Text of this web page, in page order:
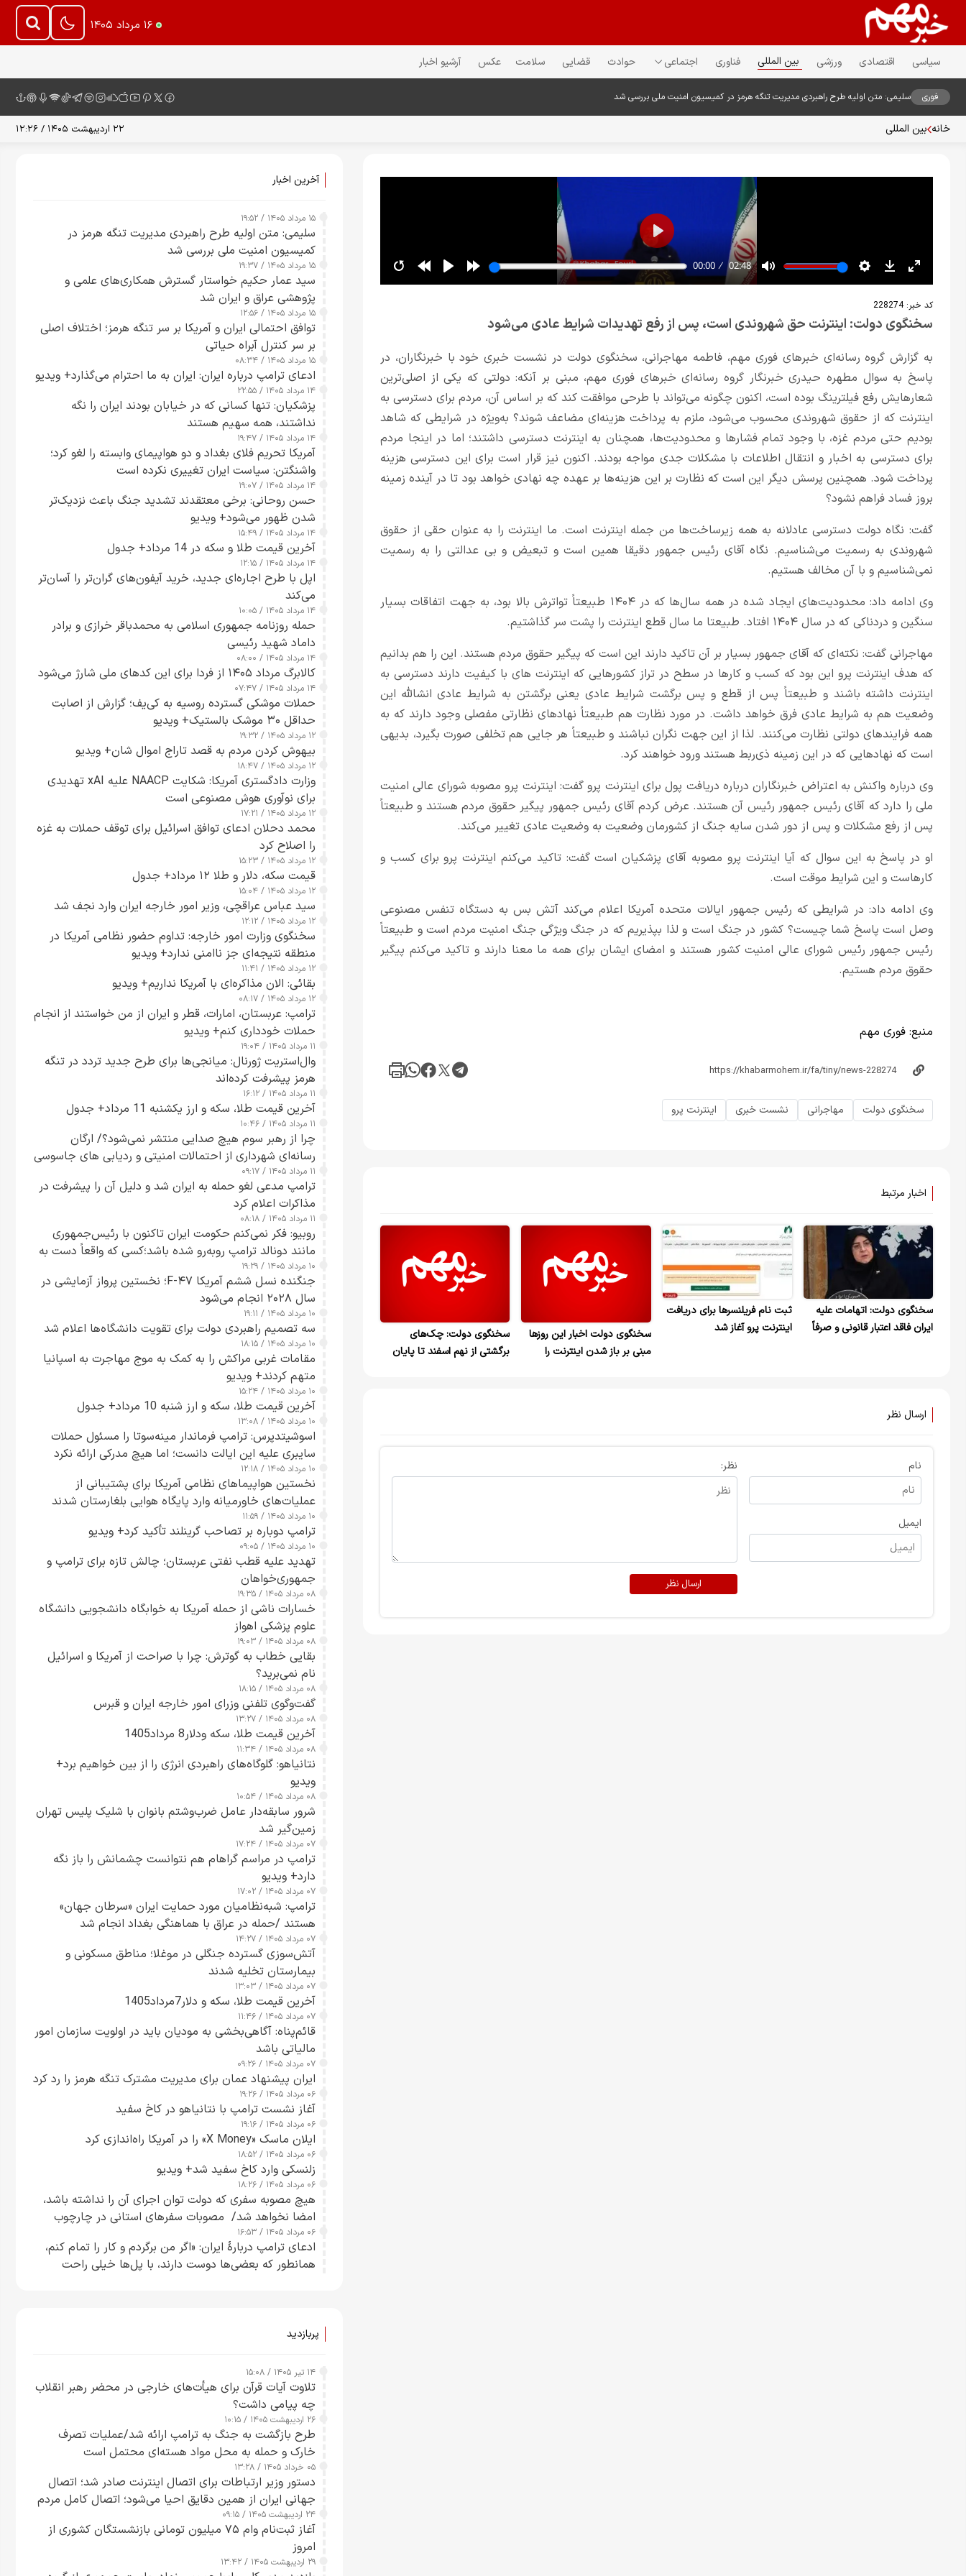
۱۶ مرداد ۱۴۰۵
سیاسی اقتصادی ورزشی بین المللی فناوری اجتماعی حوادث قضایی سلامت عکس آرشیو اخبار
فوری سلیمی: متن اولیه طرح راهبردی مدیریت تنگه هرمز در کمیسیون امنیت ملی بررسی شد
خانه بین المللی ۲۲ اردیبهشت ۱۴۰۵ / ۱۲:۲۶
کد خبر:228274
سخنگوی دولت: اینترنت حق شهروندی است، پس از رفع تهدیدات شرایط عادی می‌شود
به گزارش گروه رسانه‌ای خبرهای فوری مهم، فاطمه مهاجرانی، سخنگوی دولت در نشست خبری خود با خبرنگاران، در
پاسخ به سوال مطهره حیدری خبرنگار گروه رسانه‌ای خبرهای فوری مهم، مبنی بر آنکه: دولتی که یکی از اصلی‌ترین
شعارهایش رفع فیلترینگ بوده است، اکنون چگونه می‌تواند با طرحی موافقت کند که بر اساس آن، مردم برای دسترسی به
اینترنت که از حقوق شهروندی محسوب می‌شود، ملزم به پرداخت هزینه‌ای مضاعف شوند؟ به‌ویژه در شرایطی که شاهد
بودیم حتی مردم غزه، با وجود تمام فشارها و محدودیت‌ها، همچنان به اینترنت دسترسی داشتند؛ اما در اینجا مردم
برای دسترسی به اخبار و انتقال اطلاعات با مشکلات جدی مواجه بودند. اکنون نیز قرار است برای این دسترسی هزینه
پرداخت شود. همچنین پرسش دیگر این است که نظارت بر این هزینه‌ها بر عهده چه نهادی خواهد بود تا در آینده زمینه
بروز فساد فراهم نشود؟
گفت: نگاه دولت دسترسی عادلانه به همه زیرساخت‌ها من جمله اینترنت است. ما اینترنت را به عنوان حقی از حقوق
شهروندی به رسمیت می‌شناسیم. نگاه آقای رئیس جمهور دقیقا همین است و تبعیض و بی عدالتی را به رسمیت
نمی‌شناسیم و با آن مخالف هستیم.
وی ادامه داد: محدودیت‌های ایجاد شده در همه سال‌ها که در ۱۴۰۴ طبیعتاً تواترش بالا بود، به جهت اتفاقات بسیار
سنگین و دردناکی که در سال ۱۴۰۴ افتاد. طبیعتا ما سال قطع اینترنت را پشت سر گذاشتیم.
مهاجرانی گفت: نکته‌ای که آقای جمهور بسیار بر آن تاکید دارند این است که پیگیر حقوق مردم هستند. این را هم بدانیم
که هدف اینترنت پرو این بود که کسب و کارها در سطح در تراز کشورهایی که اینترنت های با کیفیت دارند دسترسی به
اینترنت داشته باشند و طبیعتاً پس از قطع و پس برگشت شرایط عادی یعنی برگشتن به شرایط عادی انشالله این
وضعیت هم به شرایط عادی فرق خواهد داشت‌. در مورد نظارت هم طبیعتاً نهادهای نظارتی مفصلی وجود دارند که به
همه فرایندهای دولتی نظارت می‌کنند. لذا از این جهت نگران نباشند و طبیعتاً هر جایی هم تخلفی صورت بگیرد، بدیهی
است که نهادهایی که در این زمینه ذی‌ربط هستند ورود خواهند کرد.
وی درباره واکنش به اعتراض خبرنگاران درباره دریافت پول برای اینترنت پرو گفت: اینترنت پرو مصوبه شورای عالی امنیت
ملی را دارد که آقای رئیس جمهور رئیس آن هستند. عرض کردم آقای رئیس جمهور پیگیر حقوق مردم هستند و طبیعتاً
پس از رفع مشکلات و پس از دور شدن سایه جنگ از کشورمان وضعیت به وضعیت عادی تغییر می‌کند.
او در پاسخ به این سوال که آیا اینترنت پرو مصوبه آقای پزشکیان است گفت: تاکید می‌کنم اینترنت پرو برای کسب و
کارهاست و این شرایط موقت است.
وی ادامه داد: در شرایطی که رئیس جمهور ایالات متحده آمریکا اعلام می‌کند آتش بس به دستگاه تنفس مصنوعی
وصل است پاسخ شما چیست؟ کشور در جنگ است و لذا بپذیریم که در جنگ ویژگی جنگ امنیت مردم است و طبیعتاً
رئیس جمهور رئیس شورای عالی امنیت کشور هستند و امضای ایشان برای همه ما معنا دارند و تاکید می‌کنم پیگیر
حقوق مردم هستیم.
منبع: فوری مهم
سخنگوی دولت مهاجرانی نشست خبری اینترنت پرو
اخبار مرتبط
سخنگوی دولت: اتهامات علیه
ایران فاقد اعتبار قانونی و صرفاً
ثبت نام فریلنسرها برای دریافت
اینترنت پرو آغاز شد
سخنگوی دولت اخبار این روزها
مبنی بر باز شدن اینترنت را
سخنگوی دولت: چک‌های
برگشتی از نهم اسفند تا پایان
ارسال نظر
نام
ایمیل
نظر:
ارسال نظر
آخرین اخبار
۱۵ مرداد ۱۴۰۵ / ۱۹:۵۲
سلیمی: متن اولیه طرح راهبردی مدیریت تنگه هرمز در
کمیسیون امنیت ملی بررسی شد
۱۵ مرداد ۱۴۰۵ / ۱۹:۳۷
سید عمار حکیم خواستار گسترش همکاری‌های علمی و
پژوهشی عراق و ایران شد
۱۵ مرداد ۱۴۰۵ / ۱۲:۵۶
توافق احتمالی ایران و آمریکا بر سر تنگه هرمز؛ اختلاف اصلی
بر سر کنترل آبراه حیاتی
۱۵ مرداد ۱۴۰۵ / ۰۸:۳۴
ادعای ترامپ درباره ایران: ایران به ما احترام می‌گذارد+ ویدیو
۱۴ مرداد ۱۴۰۵ / ۲۲:۵۵
پزشکیان: تنها کسانی که در خیابان بودند ایران را نگه
نداشتند، همه سهیم هستند
۱۴ مرداد ۱۴۰۵ / ۱۹:۴۷
آمریکا تحریم فلای بغداد و دو هواپیمای وابسته را لغو کرد؛
واشنگتن: سیاست ایران تغییری نکرده است
۱۴ مرداد ۱۴۰۵ / ۱۹:۰۷
حسن روحانی: برخی معتقدند تشدید جنگ باعث نزدیک‌تر
شدن ظهور می‌شود+ ویدیو
۱۴ مرداد ۱۴۰۵ / ۱۵:۴۹
آخرین قیمت طلا و سکه در 14 مرداد+ جدول
۱۴ مرداد ۱۴۰۵ / ۱۲:۱۵
اپل با طرح اجاره‌ای جدید، خرید آیفون‌های گران‌تر را آسان‌تر
می‌کند
۱۴ مرداد ۱۴۰۵ / ۱۰:۰۵
حمله روزنامه جمهوری اسلامی به محمدباقر خرازی و برادر
داماد شهید رئیسی
۱۴ مرداد ۱۴۰۵ / ۰۸:۰۰
کالابرگ مرداد ۱۴۰۵ از فردا برای این کدهای ملی شارژ می‌شود
۱۴ مرداد ۱۴۰۵ / ۰۷:۴۷
حملات موشکی گسترده روسیه به کی‌یف؛ گزارش از اصابت
حداقل ۳۰ موشک بالستیک+ ویدیو
۱۲ مرداد ۱۴۰۵ / ۱۹:۳۲
بیهوش کردن مردم به قصد تاراج اموال شان+ ویدیو
۱۲ مرداد ۱۴۰۵ / ۱۸:۴۷
وزارت دادگستری آمریکا: شکایت NAACP علیه xAI تهدیدی
برای نوآوری هوش مصنوعی است
۱۲ مرداد ۱۴۰۵ / ۱۷:۲۱
محمد دحلان ادعای توافق اسرائیل برای توقف حملات به غزه
را اصلاح کرد
۱۲ مرداد ۱۴۰۵ / ۱۵:۲۳
قیمت سکه، دلار و طلا ۱۲ مرداد+ جدول
۱۲ مرداد ۱۴۰۵ / ۱۵:۰۴
سید عباس عراقچی، وزیر امور خارجه ایران وارد نجف شد
۱۲ مرداد ۱۴۰۵ / ۱۲:۱۲
سخنگوی وزارت امور خارجه: تداوم حضور نظامی آمریکا در
منطقه نتیجه‌ای جز ناامنی ندارد+ ویدیو
۱۲ مرداد ۱۴۰۵ / ۱۱:۴۱
بقائی: الان مذاکره‌ای با آمریکا نداریم+ ویدیو
۱۲ مرداد ۱۴۰۵ / ۰۸:۱۷
ترامپ: عربستان، امارات، قطر و ایران از من خواستند از انجام
حملات خودداری کنم+ ویدیو
۱۱ مرداد ۱۴۰۵ / ۱۹:۰۴
وال‌استریت ژورنال: میانجی‌ها برای طرح جدید تردد در تنگه
هرمز پیشرفت کرده‌اند
۱۱ مرداد ۱۴۰۵ / ۱۶:۱۲
آخرین قیمت طلا، سکه و ارز یکشنبه 11 مرداد+ جدول
۱۱ مرداد ۱۴۰۵ / ۱۰:۴۶
چرا از رهبر سوم هیچ صدایی منتشر نمی‌شود؟/ ارگان
رسانه‌ای شهرداری از احتمالات امنیتی و ردیابی های جاسوسی
گفت
۱۱ مرداد ۱۴۰۵ / ۰۹:۱۷
ترامپ مدعی لغو حمله به ایران شد و دلیل آن را پیشرفت در
مذاکرات اعلام کرد
۱۱ مرداد ۱۴۰۵ / ۰۸:۱۸
روبیو: فکر نمی‌کنم حکومت ایران تاکنون با رئیس‌جمهوری
مانند دونالد ترامپ روبه‌رو شده باشد؛کسی که واقعاً دست به
اقدام می‌زند
۱۰ مرداد ۱۴۰۵ / ۱۹:۲۹
جنگنده نسل ششم آمریکا F-۴۷؛ نخستین پرواز آزمایشی در
سال ۲۰۲۸ انجام می‌شود
۱۰ مرداد ۱۴۰۵ / ۱۹:۱۱
سه تصمیم راهبردی دولت برای تقویت دانشگاه‌ها اعلام شد
۱۰ مرداد ۱۴۰۵ / ۱۸:۱۵
مقامات غربی مراکش را به کمک به موج مهاجرت به اسپانیا
متهم کردند+ ویدیو
۱۰ مرداد ۱۴۰۵ / ۱۵:۲۴
آخرین قیمت طلا، سکه و ارز شنبه 10 مرداد+ جدول
۱۰ مرداد ۱۴۰۵ / ۱۳:۰۸
اسوشیتدپرس: ترامپ فرماندار مینه‌سوتا را مسئول حملات
سایبری علیه این ایالت دانست؛ اما هیچ مدرکی ارائه نکرد
۱۰ مرداد ۱۴۰۵ / ۱۲:۱۸
نخستین هواپیماهای نظامی آمریکا برای پشتیبانی از
عملیات‌های خاورمیانه وارد پایگاه هوایی بلغارستان شدند
۱۰ مرداد ۱۴۰۵ / ۱۱:۵۹
ترامپ دوباره بر تصاحب گرینلند تأکید کرد+ ویدیو
۱۰ مرداد ۱۴۰۵ / ۰۹:۰۵
تهدید علیه قطب نفتی عربستان؛ چالش تازه برای ترامپ و
جمهوری‌خواهان
۰۸ مرداد ۱۴۰۵ / ۱۹:۳۵
خسارات ناشی از حمله آمریکا به خوابگاه دانشجویی دانشگاه
علوم پزشکی اهواز
۰۸ مرداد ۱۴۰۵ / ۱۹:۰۳
بقایی خطاب به گوترش: چرا با صراحت از آمریکا و اسرائیل
نام نمی‌برید؟
۰۸ مرداد ۱۴۰۵ / ۱۸:۱۵
گفت‌وگوی تلفنی وزرای امور خارجه ایران و قبرس
۰۸ مرداد ۱۴۰۵ / ۱۳:۲۷
آخرین قیمت طلا، سکه ودلار8 مرداد1405
۰۸ مرداد ۱۴۰۵ / ۱۱:۳۴
نتانیاهو: گلوگاه‌های راهبردی انرژی را از بین خواهیم برد+
ویدیو
۰۸ مرداد ۱۴۰۵ / ۱۰:۵۴
شرور سابقه‌دار عامل ضرب‌وشتم بانوان با شلیک پلیس تهران
زمین‌گیر شد
۰۷ مرداد ۱۴۰۵ / ۱۷:۲۴
ترامپ در مراسم گراهام هم نتوانست چشمانش را باز نگه
دارد+ ویدیو
۰۷ مرداد ۱۴۰۵ / ۱۷:۰۲
ترامپ: شبه‌نظامیان مورد حمایت ایران «سرطان جهان»
هستند /حمله در عراق با هماهنگی بغداد انجام شد
۰۷ مرداد ۱۴۰۵ / ۱۴:۲۷
آتش‌سوزی گسترده جنگلی در موغلا؛ مناطق مسکونی و
بیمارستان تخلیه شدند
۰۷ مرداد ۱۴۰۵ / ۱۳:۰۳
آخرین قیمت طلا، سکه و دلار7مرداد1405
۰۷ مرداد ۱۴۰۵ / ۱۱:۴۶
قائم‌پناه: آگاهی‌بخشی به مودیان باید در اولویت سازمان امور
مالیاتی باشد
۰۷ مرداد ۱۴۰۵ / ۰۹:۲۶
ایران پیشنهاد عمان برای مدیریت مشترک تنگه هرمز را رد کرد
۰۶ مرداد ۱۴۰۵ / ۱۹:۲۶
آغاز نشست ترامپ با نتانیاهو در کاخ سفید
۰۶ مرداد ۱۴۰۵ / ۱۹:۱۶
ایلان ماسک «X Money» را در آمریکا راه‌اندازی کرد
۰۶ مرداد ۱۴۰۵ / ۱۸:۵۲
زلنسکی وارد کاخ سفید شد+ ویدیو
۰۶ مرداد ۱۴۰۵ / ۱۸:۲۶
هیچ مصوبه سفری که دولت توان اجرای آن را نداشته باشد،
امضا نخواهد شد/ مصوبات سفرهای استانی در چارچوب
قانون بودجه است+ عکس
۰۶ مرداد ۱۴۰۵ / ۱۶:۵۳
ادعای ترامپ دربارهٔ ایران: «اگر من برگردم و کار را تمام کنم،
همانطور که بعضی‌ها دوست دارند، با پل‌ها خیلی راحت
پربازدید
۱۴ تیر ۱۴۰۵ / ۱۵:۰۸
تلاوت آیات قرآن برای هیأت‌های خارجی در محضر رهبر انقلاب
چه پیامی داشت؟
۲۶ اردیبهشت ۱۴۰۵ / ۱۰:۱۵
طرح‌ بازگشت به جنگ به ترامپ ارائه شد/عملیات تصرف
خارک و حمله به محل مواد هسته‌ای محتمل است
۰۵ خرداد ۱۴۰۵ / ۱۳:۲۸
دستور وزیر ارتباطات برای اتصال اینترنت صادر شد؛ اتصال
جهانی ایران از همین دقایق احیا می‌شود؛ اتصال کامل مردم
تا ۲۴ ساعت آینده
۲۴ اردیبهشت ۱۴۰۵ / ۰۹:۱۵
آغاز ثبت‌نام وام ۷۵ میلیون تومانی بازنشستگان کشوری از
امروز
۲۹ اردیبهشت ۱۴۰۵ / ۱۳:۴۲